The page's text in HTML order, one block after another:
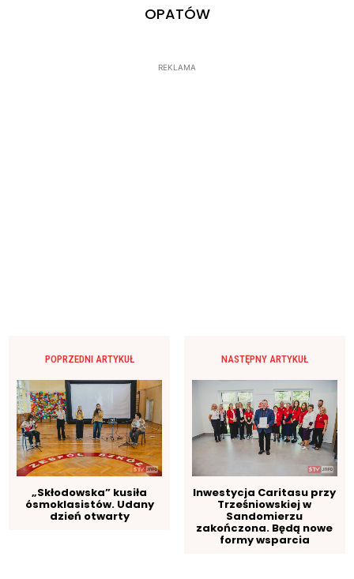
OPATÓW
REKLAMA
POPRZEDNI ARTYKUŁ
„Skłodowska” kusiła
ósmoklasistów. Udany
dzień otwarty
NASTĘPNY ARTYKUŁ
Inwestycja Caritasu przy
Trześniowskiej w
Sandomierzu
zakończona. Będą nowe
formy wsparcia